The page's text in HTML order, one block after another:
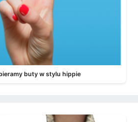
buty w stylu hippie